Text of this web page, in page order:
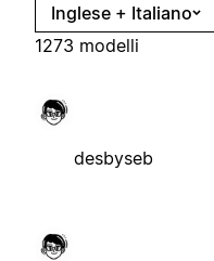
Inglese + Italiano
1273 modelli
desbyseb